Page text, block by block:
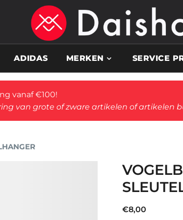
ADIDAS MERKEN SERVICE
vanaf €100!
van grote of zware artikelen of artikelen
€8,00